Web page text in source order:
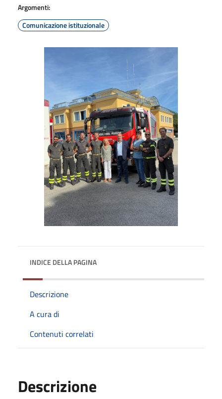
Argomenti:
Comunicazione istituzionale
INDICE DELLA PAGINA
Descrizione
A cura di
Contenuti correlati
Descrizione